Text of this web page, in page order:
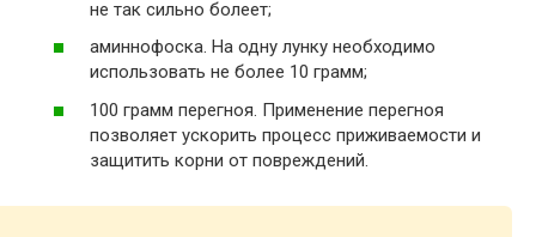
не так сильно болеет;
аминнофоска. На одну лунку необходимо
использовать не более 10 грамм;
100 грамм перегноя. Применение перегноя
позволяет ускорить процесс приживаемости и
защитить корни от повреждений.